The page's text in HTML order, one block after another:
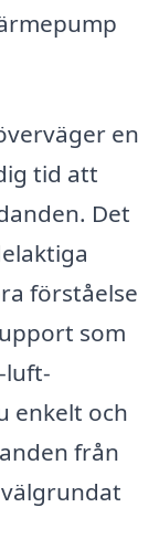
en
tid att
Det
förståelse
som
luft-
enkelt och
från